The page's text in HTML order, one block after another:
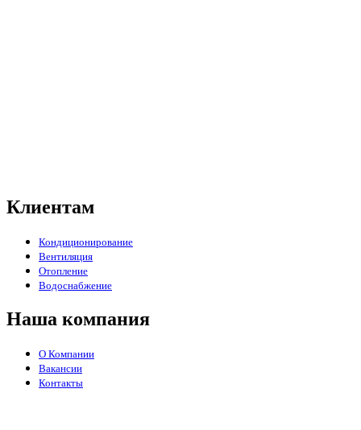
Клиентам
Кондиционирование
Вентиляция
Отопление
Водоснабжение
Наша компания
О Компании
Вакансии
Контакты